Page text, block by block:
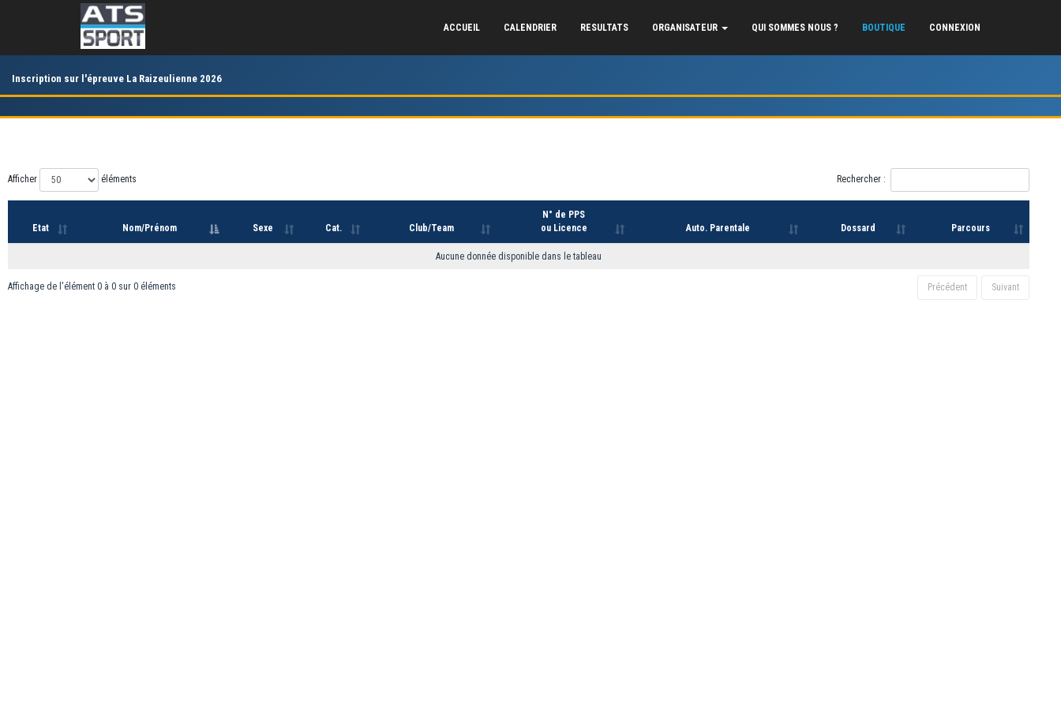
ACCUEIL CALENDRIER RESULTATS ORGANISATEUR QUI SOMMES NOUS ? BOUTIQUE CONNEXION
Inscription sur l'épreuve La Raizeulienne 2026
Afficher éléments Rechercher :
Etat Nom/Prénom Sexe Cat. Club/Team
N° de PPS
ou Licence
Auto. Parentale Dossard Parcours
Aucune donnée disponible dans le tableau
Affichage de l'élément 0 à 0 sur 0 éléments Précédent Suivant